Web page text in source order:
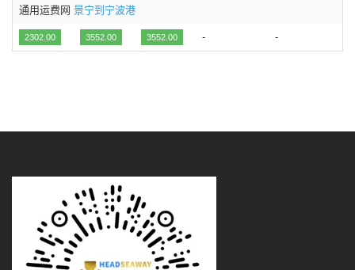
通用运费网 景宁到宁波港
2302.00 3552.00 3552.00 - -